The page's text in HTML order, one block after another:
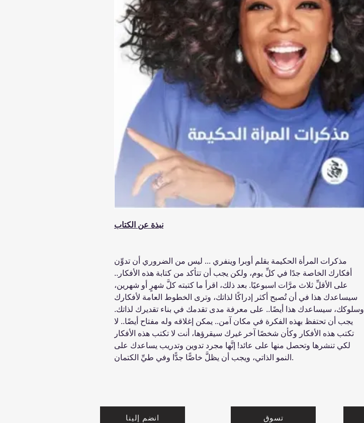
نبذة عن الكتاب
مذكرات المرأة الحكيمة بقلم أوبرا وينفري ... ليس من الضروري أن تدوِّن
أفكارك الخاصة جدًا في كلِّ يوم، ولكن يجب أن تتأكد من كتابة هذه الأفكار..
على الأقلِّ ثلاث مرَّات اسبوعيًا. بعد ذلك، اقرأ ما كتبته كلَّ شهرٍ أو شهرين،
سيساعدك هذا في أن تُصبح أكثر إدراكًا لذاتك، وترى الخطوط العامة لأفكارك
وسلوكك، سيساعدك هذا أيضًا.. على معرفة مدى تقدمك في بناء تقديرك لذاتك.
يجب أن تحتفظ بهذه الفكرة في مكان آمن.. يمكن إغلاقه وله مفتاح أيضًا.. لا
تكتب هذه الأفكار وكأن شخصًا آخر غيرك سيقرؤها، أنت لا تكتب هذه الأفكار
لكي تنشرها وتحصل منها على عائد! إنَّها مجرد تدوين وتدريب يساعدك على
النمو الذاتي، ويجب أن يظلَّ خاصًّا جدًّا وفي طيِّ الكتمان.
انضم إلينا تسوق